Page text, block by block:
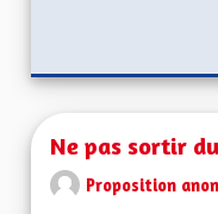
Ne pas sortir
Proposition